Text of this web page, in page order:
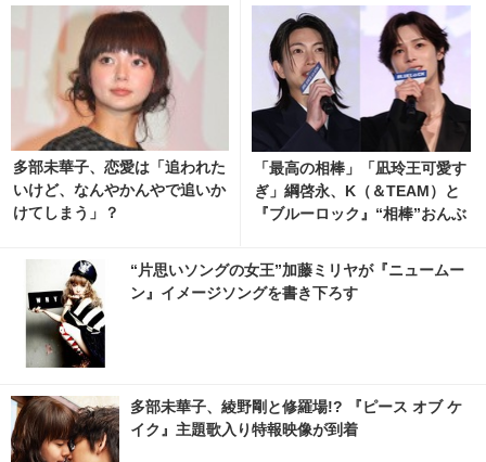
多部未華子、恋愛は「追われた
いけど、なんやかんやで追いか
けてしまう」？
「最高の相棒」「凪玲王可愛す
ぎ」綱啓永、K（＆TEAM）と
『ブルーロック』“相棒”おんぶ
“片思いソングの女王”加藤ミリヤが『ニュームー
ン』イメージソングを書き下ろす
多部未華子、綾野剛と修羅場!? 『ピース オブ ケ
イク』主題歌入り特報映像が到着